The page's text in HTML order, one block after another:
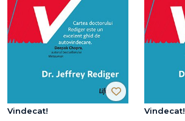
Vindecat! Vindecat!